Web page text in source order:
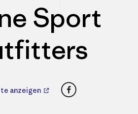
Sport
anzeigen Facebook